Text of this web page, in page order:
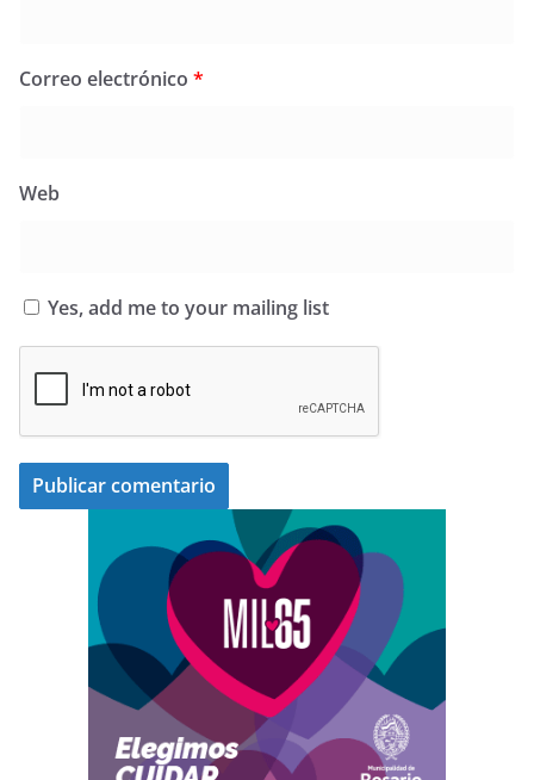
Correo electrónico *
Web
Yes, add me to your mailing list